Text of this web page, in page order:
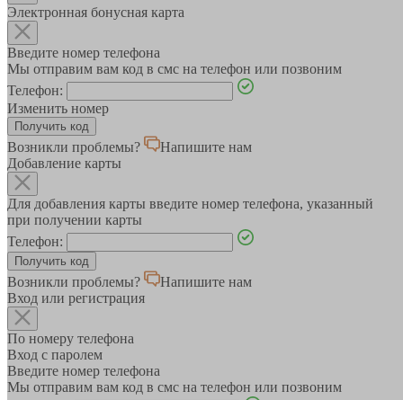
Электронная бонусная карта
Введите номер телефона
Мы отправим вам код в смс на телефон или позвоним
Телефон:
Изменить номер
Возникли проблемы?
Напишите нам
Добавление карты
Для добавления карты введите номер телефона, указанный
при получении карты
Телефон:
Возникли проблемы?
Напишите нам
Вход или регистрация
По номеру телефона
Вход с паролем
Введите номер телефона
Мы отправим вам код в смс на телефон или позвоним